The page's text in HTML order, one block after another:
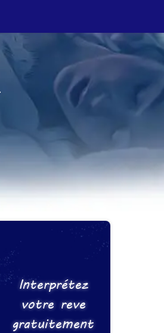
Interprétez
votre reve
gratuitement